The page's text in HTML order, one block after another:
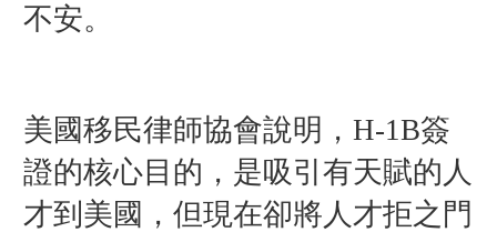
不安。
美國移民律師協會說明，H-1B簽
證的核心目的，是吸引 有天賦的人
才到美國， 但現在卻將人才拒之門